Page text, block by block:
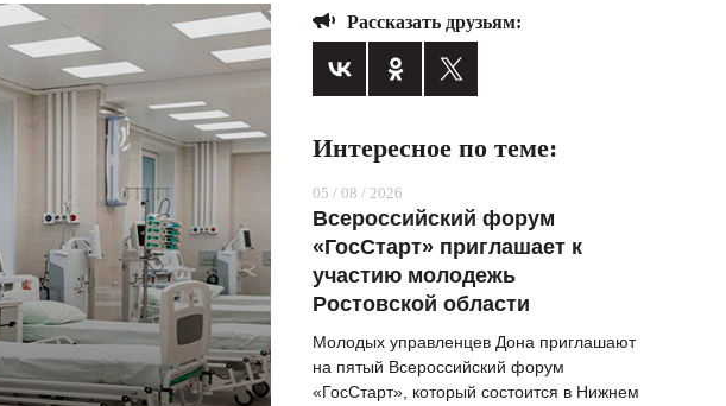
ГОРОДСКОЙ ПОРТАЛ
ВОПРОС НЕДЕЛИ
ТАМ И ТУТ
СТИЛЬ ЖИЗНИ
Рассказать друзьям:
Интересное по теме:
05 / 08 / 2026
Всероссийский форум
«ГосСтарт» приглашает к
участию молодежь
Ростовской области
Молодых управленцев Дона приглашают
на пятый Всероссийский форум
«ГосСтарт», который состоится в Нижнем